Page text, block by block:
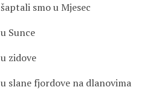
šaptali smo u Mjesec
u Sunce
u zidove
u slane fjordove na dlanovima